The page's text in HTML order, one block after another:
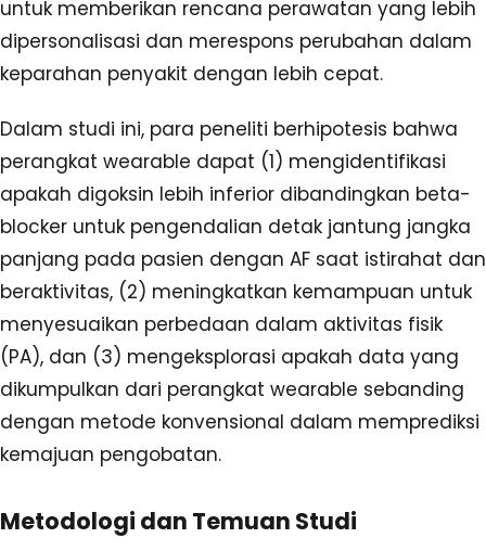
untuk memberikan rencana perawatan yang lebih
dipersonalisasi dan merespons perubahan dalam
keparahan penyakit dengan lebih cepat.
Dalam studi ini, para peneliti berhipotesis bahwa
perangkat wearable dapat (1) mengidentifikasi
apakah digoksin lebih inferior dibandingkan beta-
blocker untuk pengendalian detak jantung jangka
panjang pada pasien dengan AF saat istirahat dan
beraktivitas, (2) meningkatkan kemampuan untuk
menyesuaikan perbedaan dalam aktivitas fisik
(PA), dan (3) mengeksplorasi apakah data yang
dikumpulkan dari perangkat wearable sebanding
dengan metode konvensional dalam memprediksi
kemajuan pengobatan.
Metodologi dan Temuan Studi